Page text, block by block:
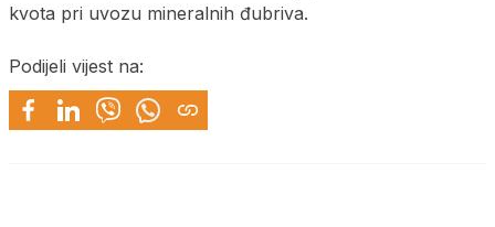
kvota pri uvozu mineralnih đubriva.
Podijeli vijest na: